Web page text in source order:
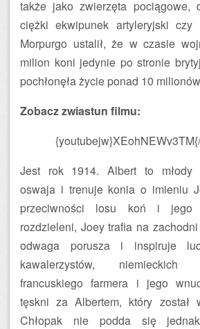
także jako zwierzęta pociągowe,
ciężki ekwipunek artyleryjski czy
Morpurgo ustalił, że w czasie
milion koni jedynie po stronie
pochłonęła życie ponad 10
Zobacz zwiastun filmu:
Jest rok 1914. Albert to młody
oswaja i trenuje konia o imieniu
przeciwności losu koń i jego
rozdzieleni, Joey trafia na
odwaga porusza i inspiruje
kawalerzystów,
francuskiego farmera i jego
tęskni za Albertem, który został
Chłopak nie podda się